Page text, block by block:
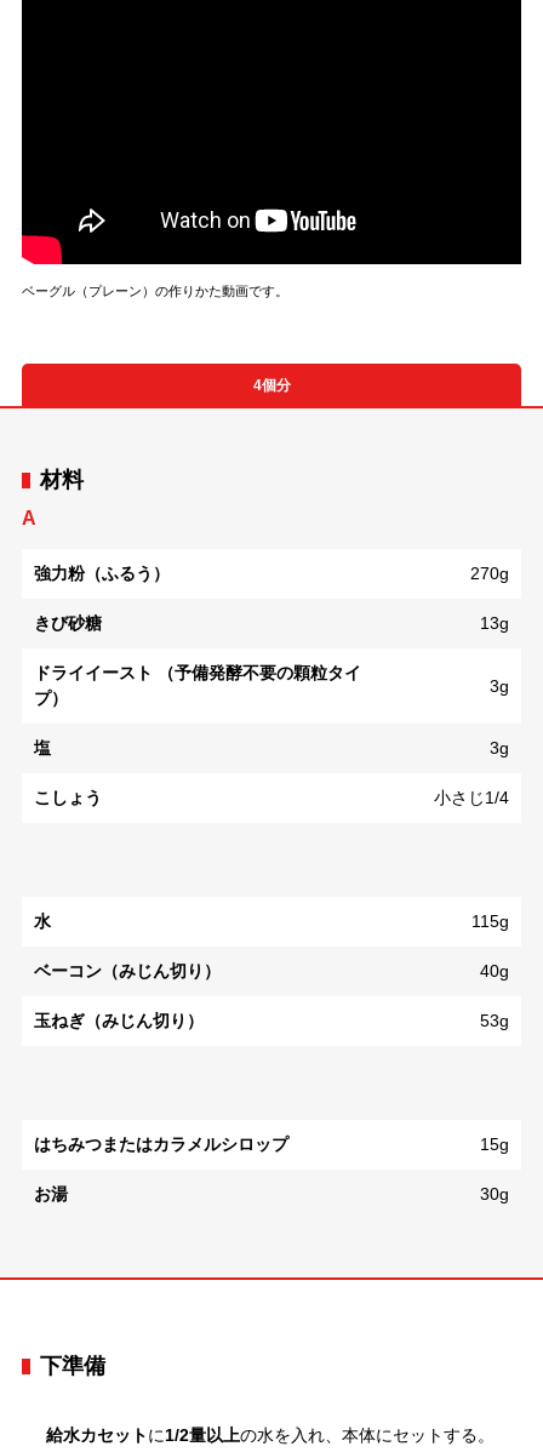
ベーグル（プレーン）の作りかた動画です。
4個分
材料
A
強力粉（ふるう） 270g
きび砂糖 13g
ドライイースト （予備発酵不要の顆粒タイ
プ）
3g
塩 3g
こしょう 小さじ1/4
水 115g
ベーコン（みじん切り） 40g
玉ねぎ（みじん切り） 53g
はちみつまたはカラメルシロップ 15g
お湯 30g
下準備
給水カセットに1/2量以上の水を入れ、本体にセットする。